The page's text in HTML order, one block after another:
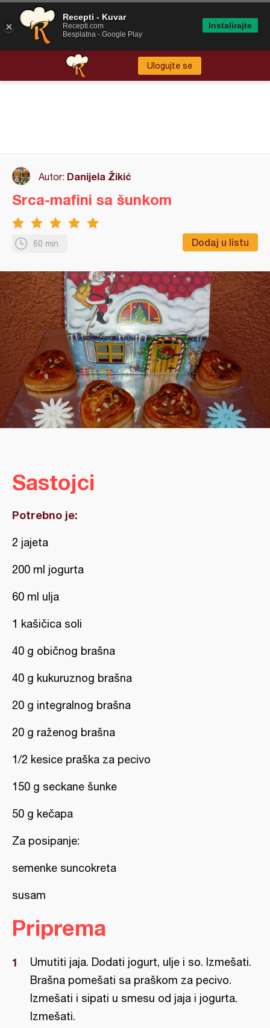
Ulogujte se
Autor: Danijela Žikić
60 min Dodaj u listu
Srca-mafini sa šunkom
Sastojci
Potrebno je:
2 jajeta
200 ml jogurta
60 ml ulja
1 kašičica soli
40 g običnog brašna
40 g kukuruznog brašna
20 g integralnog brašna
20 g raženog brašna
1/2 kesice praška za pecivo
150 g seckane šunke
50 g kečapa
Za posipanje:
semenke suncokreta
susam
Priprema
Umutiti jaja. Dodati jogurt, ulje i so. Izmešati.
Brašna pomešati sa praškom za pecivo.
Izmešati i sipati u smesu od jaja i jogurta.
Izmešati.
Recepti - Kuvar
Recepti.com
Besplatna - Google Play
Instalirajte